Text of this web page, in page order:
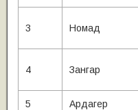
3 Номад
4 Зангар
5 Ардагер